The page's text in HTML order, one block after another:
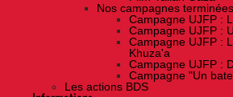
Nos campagnes terminées
Campagne UJFP :
Campagne UJFP :
Campagne UJFP :
Khuza'a
Campagne UJFP :
Campagne "Un
Les actions BDS